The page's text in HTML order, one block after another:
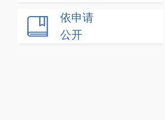
依申请
公开